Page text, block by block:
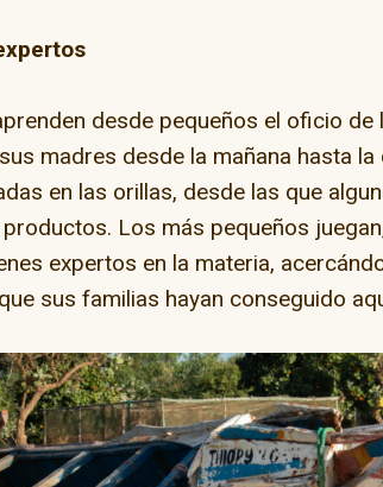
desde pequeños el oficio
madres desde la mañana hasta
en las orillas, desde las que
Los más pequeños
expertos en la materia,
sus familias hayan conseguido